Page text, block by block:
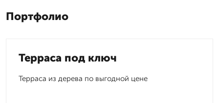
Портфолио
Терраса под ключ
Терраса из дерева по выгодной цене